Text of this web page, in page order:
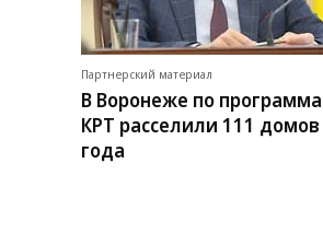
Партнерский материал
В Воронеже по
КРТ расселили 111 домов
года